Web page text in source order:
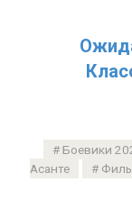
Боевики
Асанте